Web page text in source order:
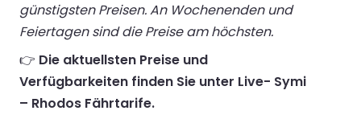
günstigsten Preisen. An Wochenenden und
Feiertagen sind die Preise am höchsten.
👉 Die aktuellsten Preise und
Verfügbarkeiten finden Sie unter Live- Symi
– Rhodos Fährtarife.